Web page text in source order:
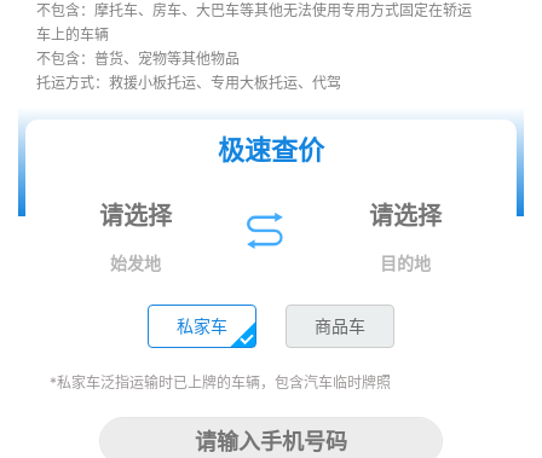
不包含：摩托车、房车、大巴车等其他无法使用专用方式固定在轿运
车上的车辆
不包含：普货、宠物等其他物品
托运方式：救援小板托运、专用大板托运、代驾
极速查价
始发地 目的地
私家车 商品车
*私家车泛指运输时已上牌的车辆，包含汽车临时牌照